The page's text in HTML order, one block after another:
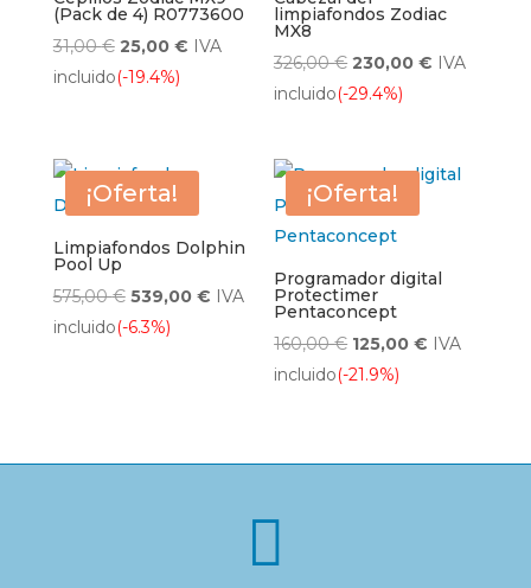
(Pack de 4) R0773600
31,00€ El
precio
31,00 €.
25,00 €El
25,00 €.
IVA
incluido(-19.4%)
limpiafondos Zodiac
MX8
326,00€ El
precio
326,00 €.
230,00€ El
230,00 €.
IVA
incluido(-29.4%)
¡Oferta!
Limpiafondos Dolphin
Pool Up
575,00€ El
precio
539,00 €ElIVA
incluido(-6.3%)
¡Oferta!
Programador digital
Protectimer
Pentaconcept
160,00€ El
precio
160,00 €.
125,00€ El
125,00 €.
IVA
incluido(-21.9%)
